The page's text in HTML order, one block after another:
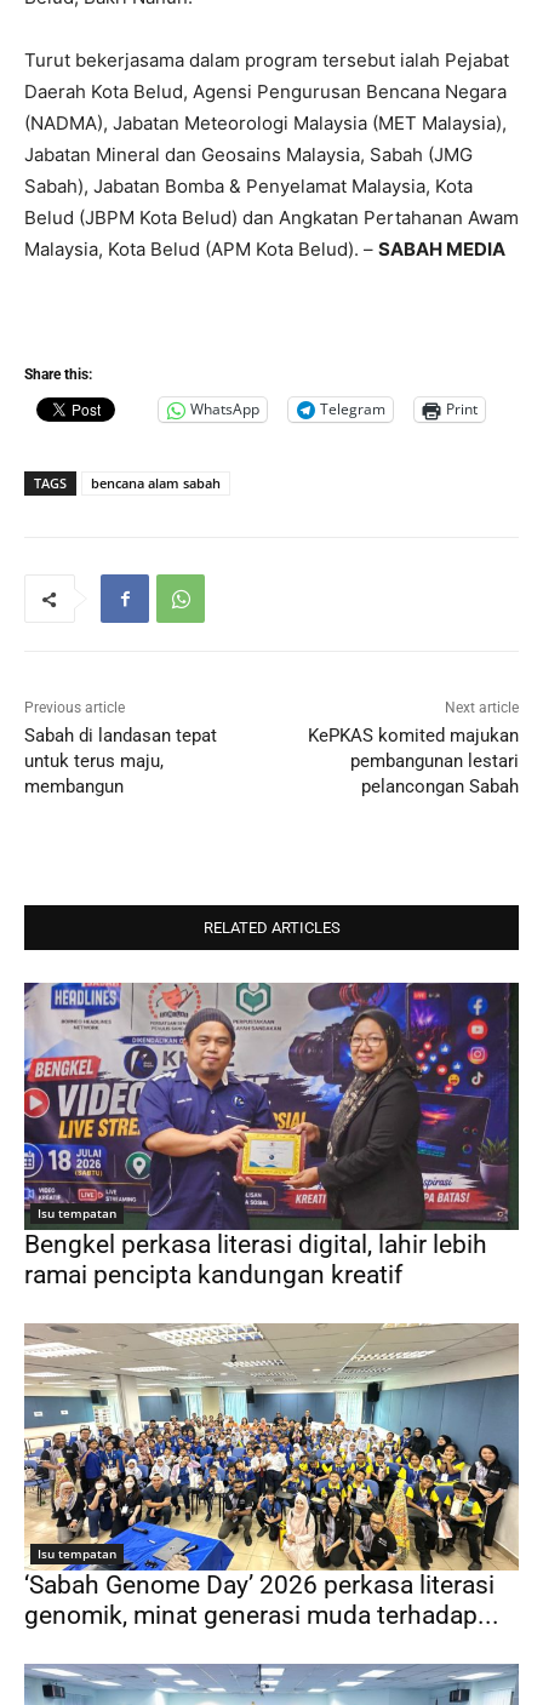
Turut bekerjasama dalam program tersebut ialah Pejabat
Daerah Kota Belud, Agensi Pengurusan Bencana Negara
(NADMA), Jabatan Meteorologi Malaysia (MET Malaysia),
Jabatan Mineral dan Geosains Malaysia, Sabah (JMG
Sabah), Jabatan Bomba & Penyelamat Malaysia, Kota
Belud (JBPM Kota Belud) dan Angkatan Pertahanan Awam
Malaysia, Kota Belud (APM Kota Belud). – SABAH MEDIA
Share this:
WhatsApp Telegram Print
TAGS bencana alam sabah
Previous article
Sabah di landasan tepat
untuk terus maju,
membangun
Next article
KePKAS komited majukan
pembangunan lestari
pelancongan Sabah
RELATED ARTICLES
Isu tempatan
Bengkel perkasa literasi digital, lahir lebih
ramai pencipta kandungan kreatif
Isu tempatan
‘Sabah Genome Day’ 2026 perkasa literasi
genomik, minat generasi muda terhadap...